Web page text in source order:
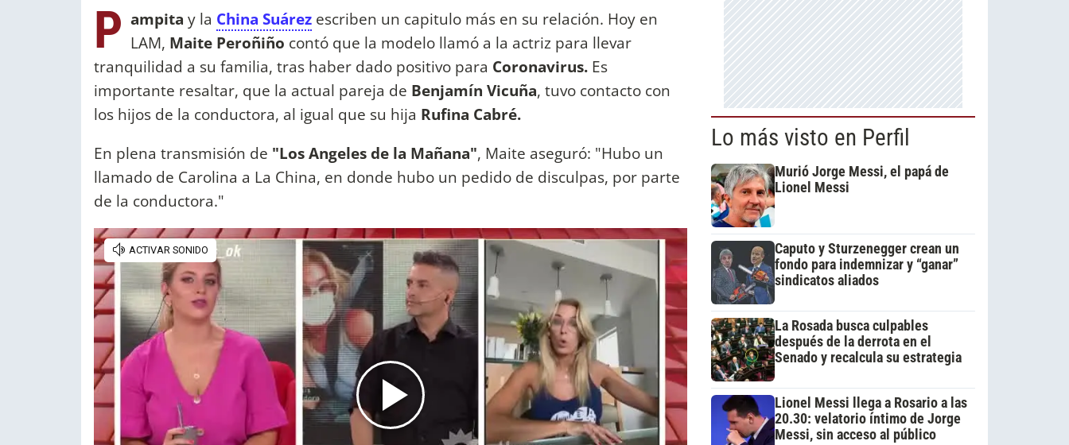
P ampita y la China Suárez escriben un capitulo más en su relación. Hoy en
LAM, Maite Peroñiño contó que la modelo llamó a la actriz para llevar
tranquilidad a su familia, tras haber dado positivo para Coronavirus. Es
importante resaltar, que la actual pareja de Benjamín Vicuña, tuvo contacto con
los hijos de la conductora, al igual que su hija Rufina Cabré.
En plena transmisión de "Los Angeles de la Mañana", Maite aseguró: "Hubo un
llamado de Carolina a La China, en donde hubo un pedido de disculpas, por parte
de la conductora."
Lo más visto en Perfil
Murió Jorge Messi, el papá de
Lionel Messi
Caputo y Sturzenegger crean un
fondo para indemnizar y “ganar”
sindicatos aliados
La Rosada busca culpables
después de la derrota en el
Senado y recalcula su estrategia
Lionel Messi llega a Rosario a las
20.30: velatorio íntimo de Jorge
Messi, sin acceso al público